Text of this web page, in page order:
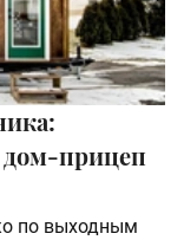
дом-прицеп
по выходным